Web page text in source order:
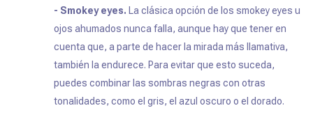
- Smokey eyes. La clásica opción de los smokey eyes u
ojos ahumados nunca falla, aunque hay que tener en
cuenta que, a parte de hacer la mirada más llamativa,
también la endurece. Para evitar que esto suceda,
puedes combinar las sombras negras con otras
tonalidades, como el gris, el azul oscuro o el dorado.